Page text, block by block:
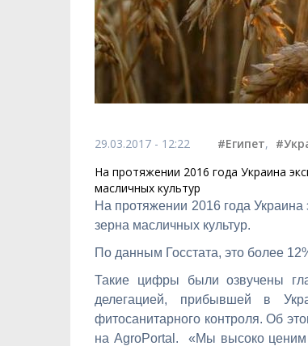
29.03.2017 - 12:22 #Египет,
На протяжении 2016 года Украина
масличных культур
На протяжении 2016 года
зерна масличных культур.
По данным Госстата, это более
Такие цифры были озвучены
делегацией, прибывшей в
фитосанитарного контроля. Об
на AgroPortal. «Мы высоко ценим